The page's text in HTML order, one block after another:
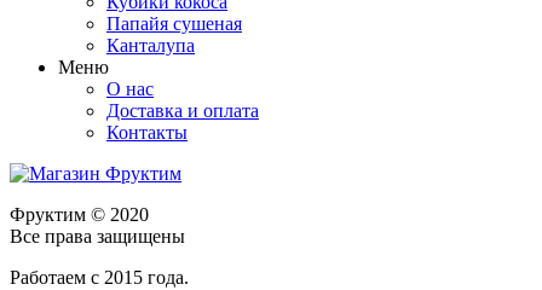
Папайя сушеная
Канталупа
Меню
О нас
Доставка и оплата
Контакты
Фруктим © 2020
Все права защищены
Работаем с 2015 года.